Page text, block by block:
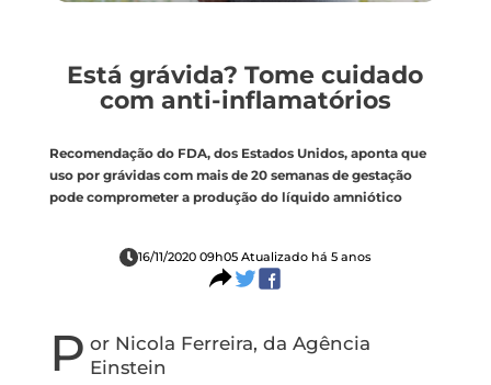
Está grávida? Tome cuidado
com anti-inflamatórios
Recomendação do FDA, dos Estados Unidos, aponta que
uso por grávidas com mais de 20 semanas de gestação
pode comprometer a produção do líquido amniótico
16/11/2020 09h05 Atualizado há 5 anos
P or Nicola Ferreira, da Agência
Einstein